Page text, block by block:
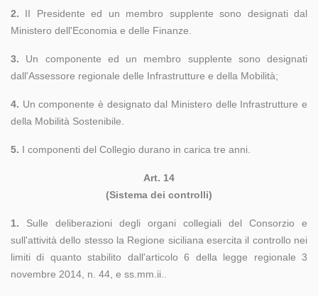
2. II Presidente ed un membro supplente sono designati dal
Ministero dell'Economia e delle Finanze.
3. Un componente ed un membro supplente sono designati
dall'Assessore regionale delle Infrastrutture e della Mobilità;
4. Un componente è designato dal Ministero delle Infrastrutture e
della Mobilità Sostenibile.
5. I componenti del Collegio durano in carica tre anni.
Art. 14
(Sistema dei controlli)
1. Sulle deliberazioni degli organi collegiali del Consorzio e
sull'attività dello stesso la Regione siciliana esercita il controllo nei
limiti di quanto stabilito dall'articolo 6 della legge regionale 3
novembre 2014, n. 44, e ss.mm.ii..